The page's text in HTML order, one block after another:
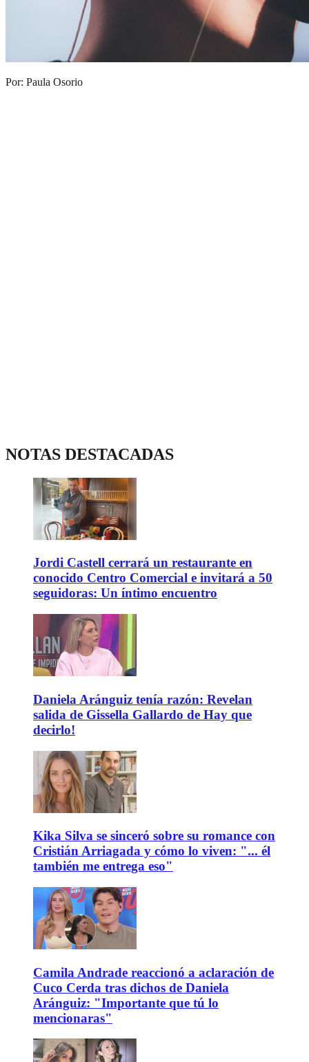
Por: Paula Osorio
NOTAS DESTACADAS
Jordi Castell cerrará un restaurante en
conocido Centro Comercial e invitará a 50
seguidoras: Un íntimo encuentro
Daniela Aránguiz tenía razón: Revelan
salida de Gissella Gallardo de Hay que
decirlo!
Kika Silva se sinceró sobre su romance con
Cristián Arriagada y cómo lo viven: "... él
también me entrega eso"
Camila Andrade reaccionó a aclaración de
Cuco Cerda tras dichos de Daniela
Aránguiz: "Importante que tú lo
mencionaras"